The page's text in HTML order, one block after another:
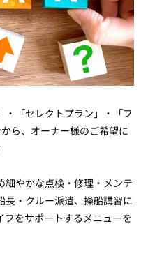
・「セレクトプラン」・「フ
ら、オーナー様のご希望に
やかな点検・修理・メンテ
長・クルー派遣、操船講習に
をサポートするメニューを